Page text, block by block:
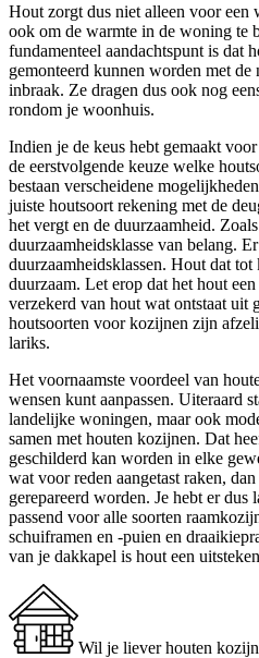
Hout zorgt dus niet alleen voor een
ook om de warmte in de woning te
fundamenteel aandachtspunt is dat
gemonteerd kunnen worden met de
inbraak. Ze dragen dus ook nog
rondom je woonhuis.
Indien je de keus hebt gemaakt
de eerstvolgende keuze welke
bestaan verscheidene
juiste houtsoort rekening met de
het vergt en de duurzaamheid.
duurzaamheidsklasse van belang.
duurzaamheidsklassen. Hout dat tot
duurzaam. Let erop dat het hout
verzekerd van hout wat ontstaat uit
houtsoorten voor kozijnen zijn
lariks.
Het voornaamste voordeel van
wensen kunt aanpassen. Uiteraard
landelijke woningen, maar ook
samen met houten kozijnen. Dat
geschilderd kan worden in elke
wat voor reden aangetast raken,
gerepareerd worden. Je hebt er
passend voor alle soorten
schuiframen en -puien en
van je dakkapel is hout een
Wil je liever houten